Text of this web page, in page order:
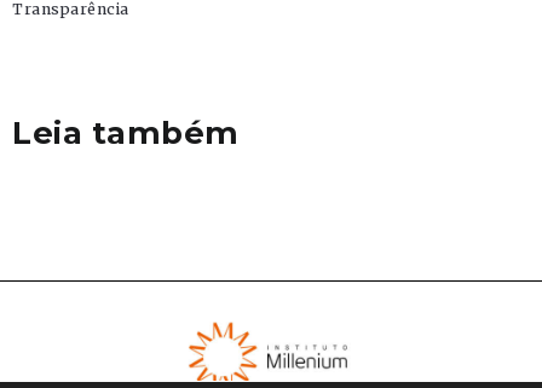
Transparência
Leia também